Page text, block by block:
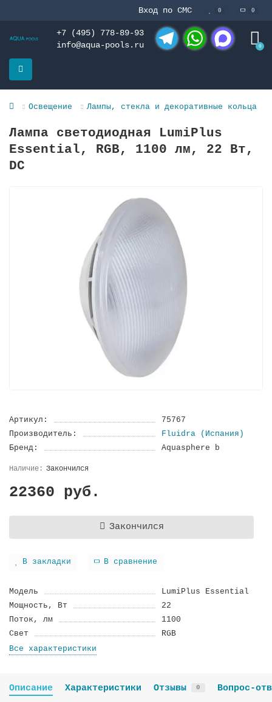
Вход по СМС 0 0
+7 (495) 778-89-93
info@aqua-pools.ru
0
Освещение Лампы, стекла и декоративные кольца
Лампа светодиодная LumiPlus
Essential, RGB, 1100 лм, 22 Вт,
DC
Артикул:
75767
Производитель:
Fluidra (Испания)
Бренд:
Aquasphere b
Закончился
22360 руб.
Закончился
В закладки В сравнение
Модель
LumiPlus Essential
Мощность, Вт
22
Поток, лм
1100
Свет
RGB
Все характеристики
Описание Характеристики Отзывы 0 Вопрос-